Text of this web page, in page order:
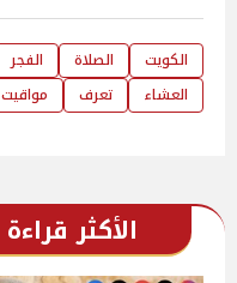
الكويت الصلاة الفجر
العشاء
تعرف مواقيت
الأكثر قراءة